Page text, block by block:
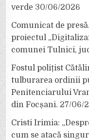
verde 30/06/2026
Comunicat de
proiectul
comunei Tulnici,
Fostul polițist
tulburarea ordinii
Penitenciarului
din Focșani. 27/06/
Cristi Irimia:
cum se atacă